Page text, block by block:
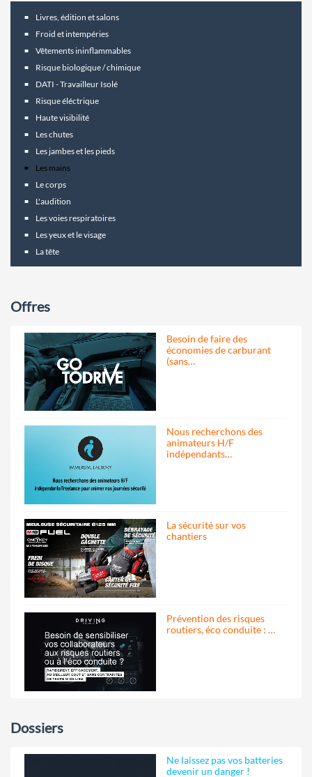
Livres, édition et salons
Froid et intempéries
Vêtements ininflammables
Risque biologique / chimique
DATI - Travailleur Isolé
Risque éléctrique
Haute visibilité
Les chutes
Les jambes et les pieds
Les mains
Le corps
L'audition
Les voies respiratoires
Les yeux et le visage
La tête
Offres
Besoin de faire des
économies de carburant
(sans…
Nous recherchons des
animateurs H/F
indépendants…
La sécurité sur vos
chantiers
Prévention des risques
routiers, éco conduite : …
Dossiers
Ne laissez pas vos batteries
devenir un danger !